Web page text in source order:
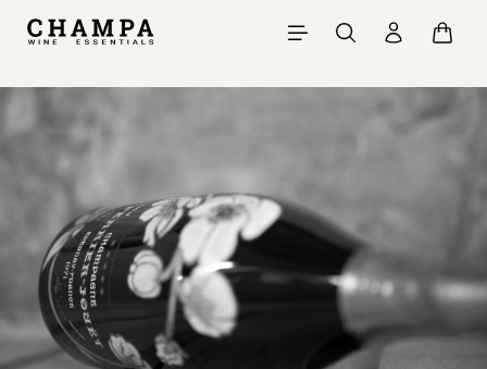
Zum Hauptinhalt springen